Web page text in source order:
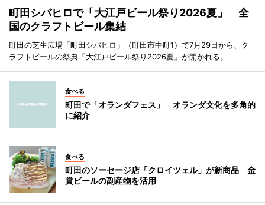
町田シバヒロで「大江戸ビール祭り2026夏」 全
国のクラフトビール集結
町田の芝生広場「町田シバヒロ」（町田市中町1）で7月29日から、ク
ラフトビールの祭典「大江戸ビール祭り2026夏」が開かれる。
食べる
町田で「オランダフェス」 オランダ文化を多角的
に紹介
食べる
町田のソーセージ店「クロイツェル」が新商品 金
賞ビールの副産物を活用